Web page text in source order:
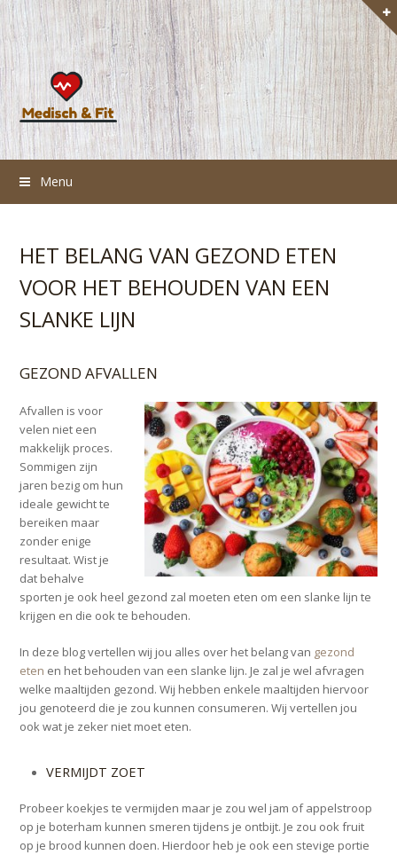
Menu
HET BELANG VAN GEZOND ETEN
VOOR HET BEHOUDEN VAN EEN
SLANKE LIJN
GEZOND AFVALLEN
Afvallen is voor
velen niet een
makkelijk proces.
Sommigen zijn
jaren bezig om hun
ideale gewicht te
bereiken maar
zonder enige
resultaat. Wist je
dat behalve
sporten je ook heel gezond zal moeten eten om een slanke lijn te
krijgen en die ook te behouden.
In deze blog vertellen wij jou alles over het belang van gezond
eten en het behouden van een slanke lijn. Je zal je wel afvragen
welke maaltijden gezond. Wij hebben enkele maaltijden hiervoor
jou genoteerd die je zou kunnen consumeren. Wij vertellen jou
ook wat je zeker niet moet eten.
VERMIJDT ZOET
Probeer koekjes te vermijden maar je zou wel jam of appelstroop
op je boterham kunnen smeren tijdens je ontbijt. Je zou ook fruit
op je brood kunnen doen. Hierdoor heb je ook een stevige portie